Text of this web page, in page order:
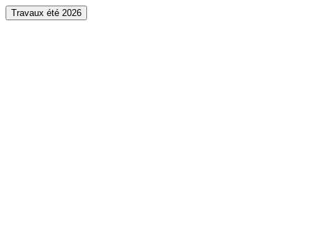
Travaux été 2026